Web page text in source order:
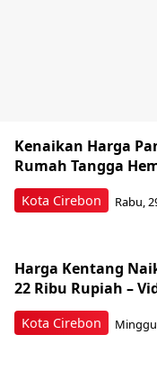
Kota Cirebon
Kenaikan Harga
Rumah Tangga
Rabu,
Kota Cirebon
Harga Kentang
22 Ribu Rupiah –